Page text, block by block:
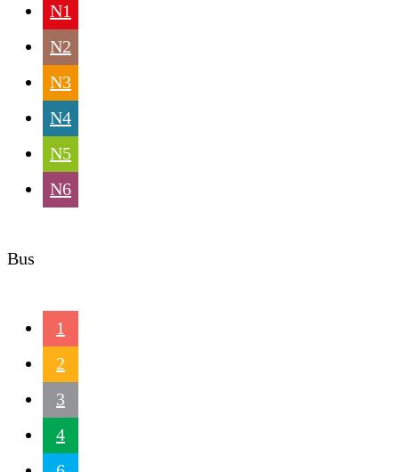
N1
N2
N3
N4
N5
N6
Bus
1
2
3
4